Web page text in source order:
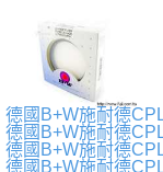
德國B+W施耐德
德國B+W施耐德
德國B+W施耐德
德國B+W施耐德